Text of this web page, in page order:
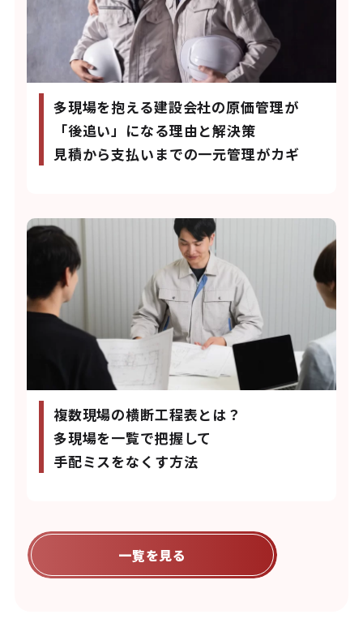
多現場を抱える建設会社の原価管理が
「後追い」になる理由と解決策
見積から支払いまでの一元管理がカギ
複数現場の横断工程表とは？
多現場を一覧で把握して
手配ミスをなくす方法
一覧を見る